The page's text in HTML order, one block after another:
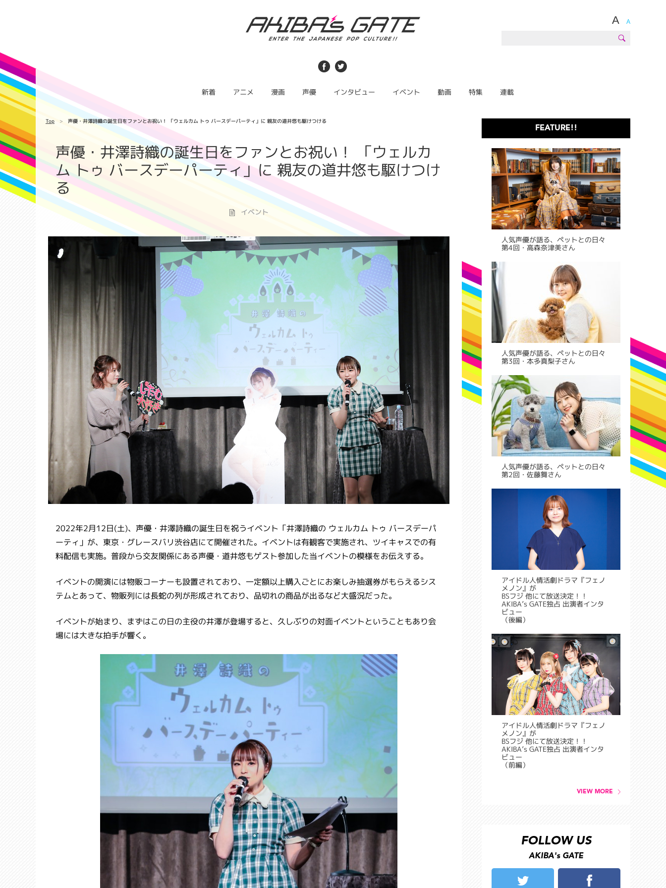
A A
新着 アニメ 漫画 声優 インタビュー イベント 動画 特集 連載
FEATURE!!
人気声優が語る、ペットとの日々
第4回・高森奈津美さん
人気声優が語る、ペットとの日々
第3回・本多真梨子さん
人気声優が語る、ペットとの日々
第2回・佐藤舞さん
アイドル人情活劇ドラマ『フェノ
メノン』が
BSフジ 他にて放送決定！！
AKIBA’s GATE独占 出演者インタ
ビュー
（後編）
アイドル人情活劇ドラマ『フェノ
メノン』が
BSフジ 他にて放送決定！！
AKIBA’s GATE独占 出演者インタ
ビュー
（前編）
VIEW MORE
FOLLOW US
AKIBA's GATE
Top 声優・井澤詩織の誕生日をファンとお祝い！ 「ウェルカム トゥ バースデーパーティ」に 親友の道井悠も駆けつける
声優・井澤詩織の誕生日をファンとお祝い！ 「ウェルカ
ム トゥ バースデーパーティ」に 親友の道井悠も駆けつけ
る
イベント
2022年2月12日(土)、声優・井澤詩織の誕生日を祝うイベント「井澤詩織の ウェルカム トゥ バースデーパ
ーティ」が、東京・グレースバリ渋谷店にて開催された。イベントは有観客で実施され、ツイキャスでの有
料配信も実施。普段から交友関係にある声優・道井悠もゲスト参加した当イベントの模様をお伝えする。
イベントの開演には物販コーナーも設置されており、一定額以上購入ごとにお楽しみ抽選券がもらえるシス
テムとあって、物販列には長蛇の列が形成されており、品切れの商品が出るなど大盛況だった。
イベントが始まり、まずはこの日の主役の井澤が登場すると、久しぶりの対面イベントということもあり会
場には大きな拍手が響く。